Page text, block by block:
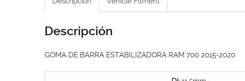
Descripción
GOMA DE BARRA ESTABILIZADORA RAM 700 2015-2020